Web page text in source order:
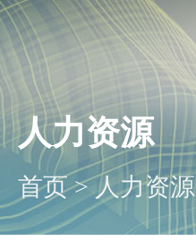
人力资源
首页>人力资源